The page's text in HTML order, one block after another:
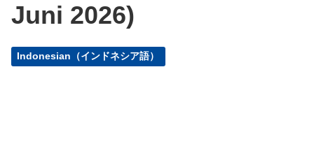
Juni 2026)
Indonesian（インドネシア語）